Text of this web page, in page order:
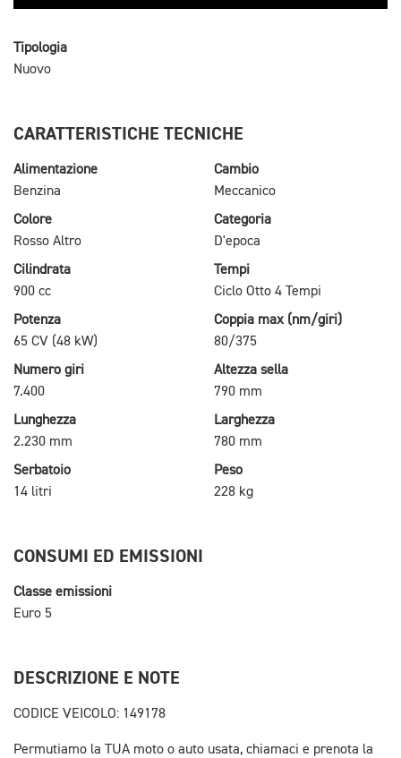
Tipologia
Nuovo
CARATTERISTICHE TECNICHE
Alimentazione
Benzina
Cambio
Meccanico
Colore
Rosso Altro
Categoria
D'epoca
Cilindrata
900 cc
Tempi
Ciclo Otto 4 Tempi
Potenza
65 CV (48 kW)
Coppia max (nm/giri)
80/375
Numero giri
7.400
Altezza sella
790 mm
Lunghezza
2.230 mm
Larghezza
780 mm
Serbatoio
14 litri
Peso
228 kg
CONSUMI ED EMISSIONI
Classe emissioni
Euro 5
DESCRIZIONE E NOTE
CODICE VEICOLO: 149178
Permutiamo la TUA moto o auto usata, chiamaci e prenota la